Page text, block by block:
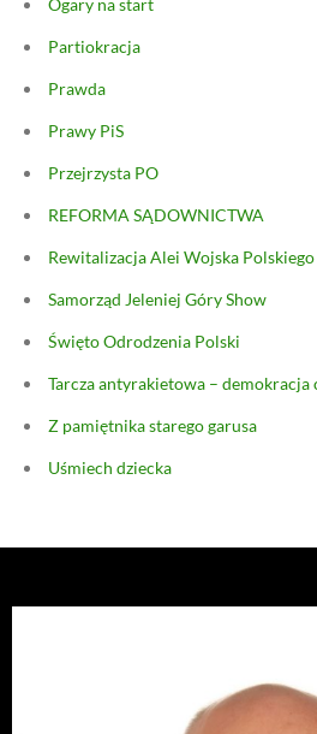
Partiokracja
Prawda
Prawy PiS
Przejrzysta PO
REFORMA SĄDOWNICTWA
Rewitalizacja Alei Wojska Polskiego
Samorząd Jeleniej Góry Show
Święto Odrodzenia Polski
Tarcza antyrakietowa – demokracja
Z pamiętnika starego garusa
Uśmiech dziecka